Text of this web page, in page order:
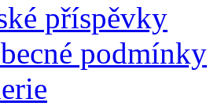
příspěvky
podmínky